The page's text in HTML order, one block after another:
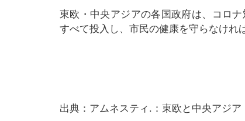
東欧・中央アジアの各国政府は、コロ
すべて投入し、市民の健康を守らなけれ
出典：アムネスティ.：東欧と中央アジ